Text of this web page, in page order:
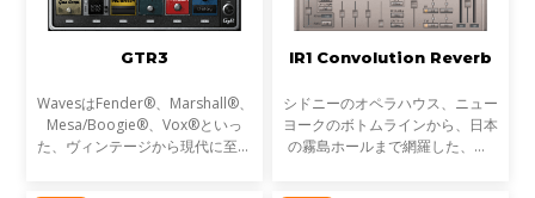
GTR3
WavesはFender®、Marshall®、
Mesa/Boogie®、Vox®といっ
た、ヴィンテージから現代に至る
IR1 Convolution Reverb
シドニーのオペラハウス、ニュー
ヨークのボトムラインから、日本
の霧島ホールまで網羅した、質/